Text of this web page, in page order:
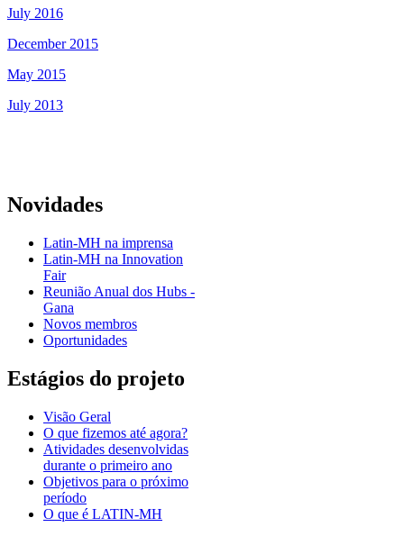
July 2016
December 2015
May 2015
July 2013
Novidades
Latin-MH na imprensa
Latin-MH na Innovation
Fair
Reunião Anual dos Hubs -
Gana
Novos membros
Oportunidades
Estágios do projeto
Visão Geral
O que fizemos até agora?
Atividades desenvolvidas
durante o primeiro ano
Objetivos para o próximo
período
O que é LATIN-MH